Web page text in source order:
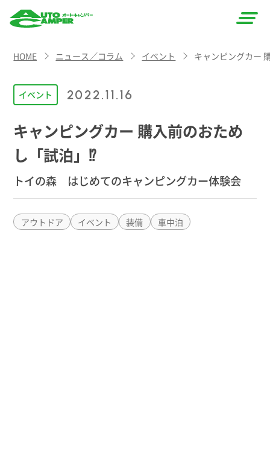
CAMPER
（オート
キャン
パー）
HOME ニュース／コラム イベント キャンピングカー
イベント 2022.11.16
キャンピングカー 購入前のおため
し「試泊」⁉︎
トイの森 はじめてのキャンピングカー体験会
アウトドア イベント 装備 車中泊